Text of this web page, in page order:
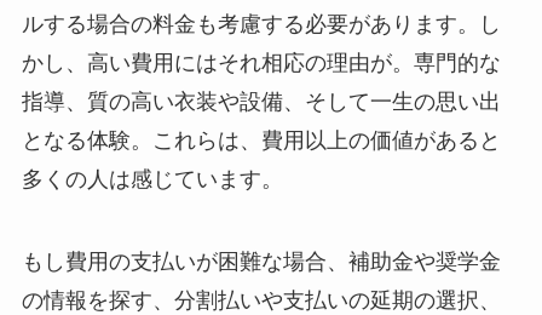
ルする場合の料金も考慮する必要があります。し
かし、高い費用にはそれ相応の理由が。専門的な
指導、質の高い衣装や設備、そして一生の思い出
となる体験。これらは、費用以上の価値があると
多くの人は感じています。
もし費用の支払いが困難な場合、補助金や奨学金
の情報を探す、分割払いや支払いの延期の選択、